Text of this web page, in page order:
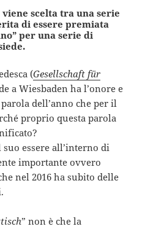
scelta tra una serie
di essere premiata
per una serie di
(Gesellschaft für
a Wiesbaden ha l’onore e
dell’anno che per il
proprio questa parola
essere all’interno di
importante ovvero
nel 2016 ha subito delle
” non è che la